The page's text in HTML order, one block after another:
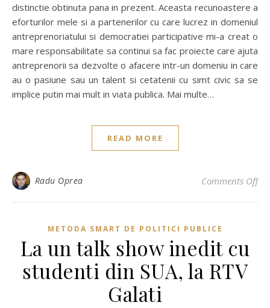
distinctie obtinuta pana in prezent. Aceasta recunoastere a
eforturilor mele si a partenerilor cu care lucrez in domeniul
antreprenoriatului si democratiei participative mi-a creat o
mare responsabilitate sa continui sa fac proiecte care ajuta
antreprenorii sa dezvolte o afacere intr-un domeniu in care
au o pasiune sau un talent si cetatenii cu simt civic sa se
implice putin mai mult in viata publica. Mai multe…
READ MORE
Radu Oprea Comments Offon
METODA SMART DE POLITICI PUBLICE
La un talk show inedit cu
studenti din SUA, la RTV
Galati